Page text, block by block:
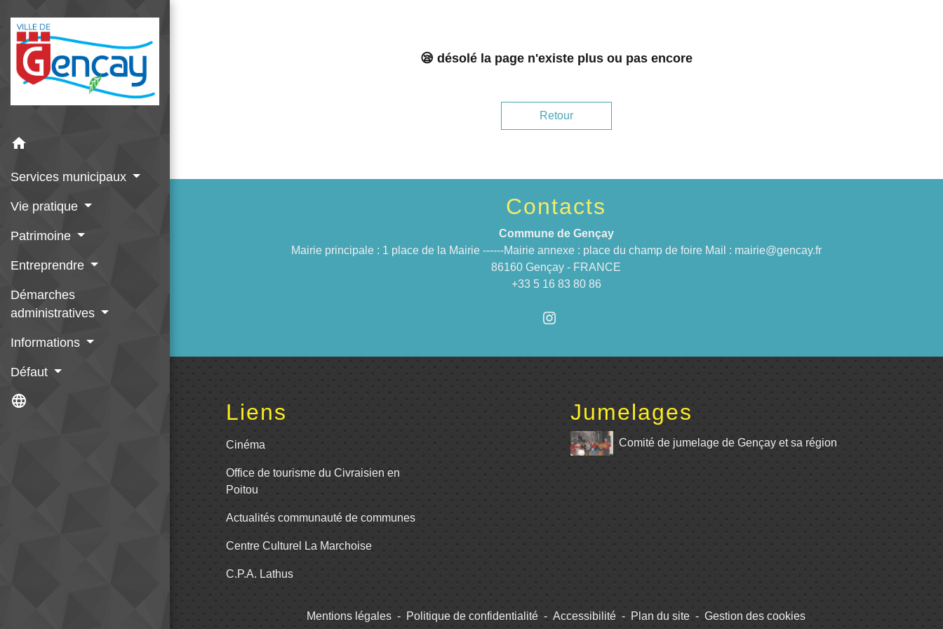
home
Services municipaux
Vie pratique
Patrimoine
Entreprendre
Démarches
administratives
Informations
Défaut
language
😪 désolé la page n'existe plus ou pas encore
Retour
Contacts
Commune de Gençay
Mairie principale : 1 place de la Mairie ------Mairie annexe : place du champ de foire Mail : mairie@gencay.fr
86160 Gençay - FRANCE
+33 5 16 83 80 86
Liens
Cinéma
Office de tourisme du Civraisien en
Poitou
Actualités communauté de communes
Centre Culturel La Marchoise
C.P.A. Lathus
Jumelages
Comité de jumelage de Gençay et sa région
Mentions légales - Politique de confidentialité - Accessibilité - Plan du site - Gestion des cookies